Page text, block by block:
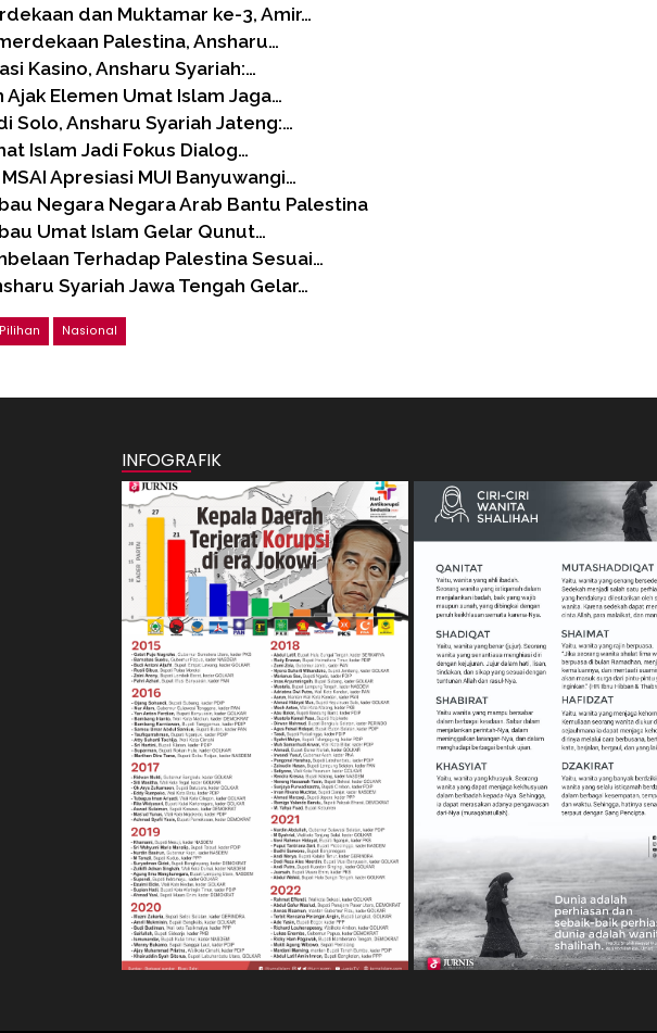
dan Muktamar ke-3, Amir…
Palestina, Ansharu…
Kasino, Ansharu Syariah:…
Ajak Elemen Umat Islam Jaga…
Solo, Ansharu Syariah Jateng:…
Islam Jadi Fokus Dialog…
Apresiasi MUI Banyuwangi…
Negara Negara Arab Bantu Palestina
Umat Islam Gelar Qunut…
Terhadap Palestina Sesuai…
Syariah Jawa Tengah Gelar…
Nasional
INFOGRAFIK